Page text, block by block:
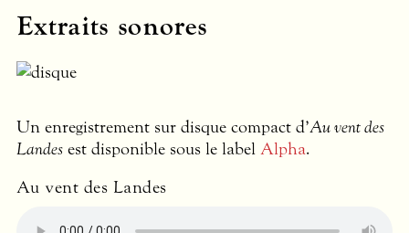
Extraits sonores
Un enregistrement sur disque compact d’Au vent des
Landes est disponible sous le label Alpha.
Au vent des Landes